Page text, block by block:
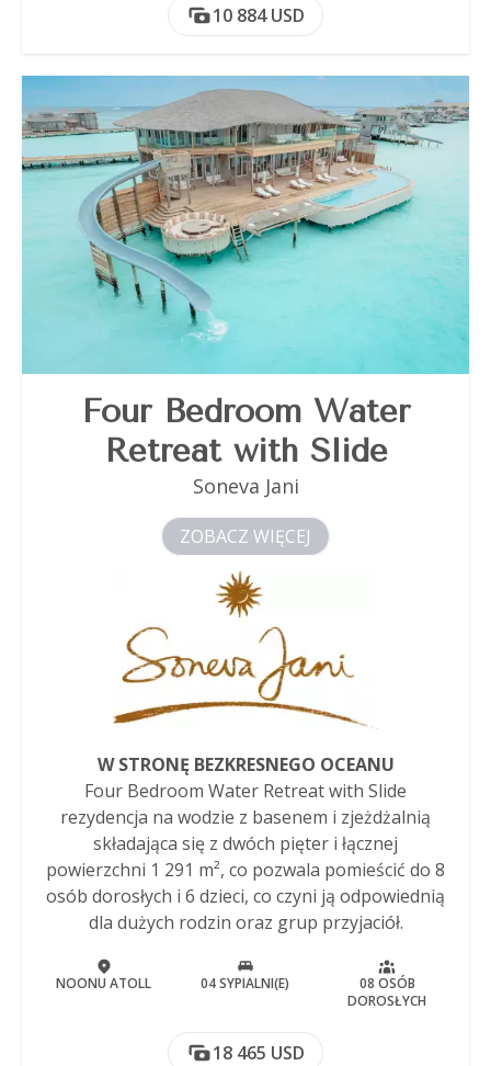
10 884 USD
Four Bedroom Water
Retreat with Slide
Soneva Jani
ZOBACZ WIĘCEJ
W STRONĘ BEZKRESNEGO OCEANU
Four Bedroom Water Retreat with Slide
rezydencja na wodzie z basenem i zjeżdżalnią
składająca się z dwóch pięter i łącznej
powierzchni 1 291 m², co pozwala pomieścić do 8
osób dorosłych i 6 dzieci, co czyni ją odpowiednią
dla dużych rodzin oraz grup przyjaciół.
NOONU ATOLL 04 SYPIALNI(E)
08 OSÓB
DOROSŁYCH
18 465 USD